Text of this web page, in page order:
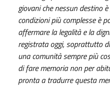
giovani che nessun destino
condizioni più complesse è
affermare la legalità e la
registrata oggi, soprattutto
una comunità sempre più
di fare memoria non per
pronta a tradurre questa